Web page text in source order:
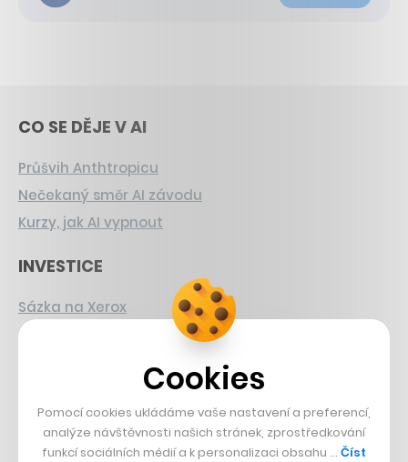
CO SE DĚJE V AI
Průšvih Anthtropicu
Nečekaný směr AI závodu
Kurzy, jak AI vypnout
INVESTICE
Sázka na Xerox
Strnad v Pirelli
PŘÍBĚHY Z GASTRA
Boční projekt, co se zvrtnul
Cookies
Pomocí cookies ukládáme vaše nastavení a preferencí,
analýze návštěvnosti našich stránek, zprostředkování
funkcí sociálních médií a k personalizaci obsahu … Číst